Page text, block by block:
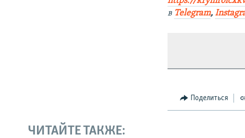
в Telegram,
Поделиться
ЧИТАЙТЕ ТАКЖЕ: